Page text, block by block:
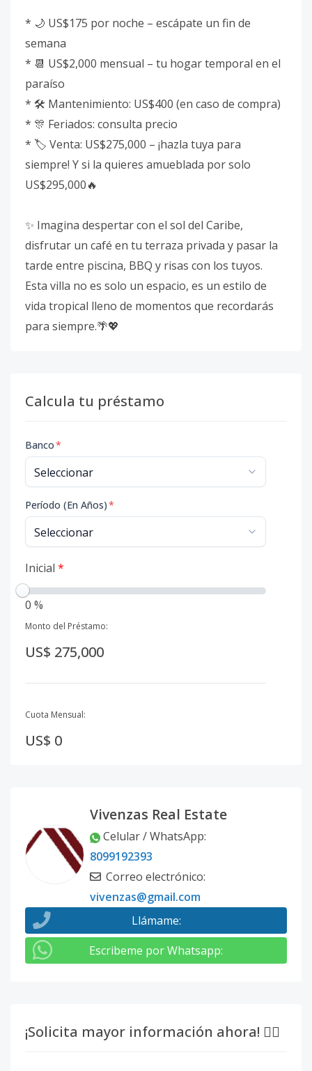
* 🌙 US$175 por noche – escápate un fin de
semana
* 📆 US$2,000 mensual – tu hogar temporal en el
paraíso
* 🛠️ Mantenimiento: US$400 (en caso de compra)
* 🎊 Feriados: consulta precio
* 🏷️ Venta: US$275,000 – ¡hazla tuya para
siempre! Y si la quieres amueblada por solo
US$295,000🔥
✨ Imagina despertar con el sol del Caribe,
disfrutar un café en tu terraza privada y pasar la
tarde entre piscina, BBQ y risas con los tuyos.
Esta villa no es solo un espacio, es un estilo de
vida tropical lleno de momentos que recordarás
para siempre.🌴💖
Calcula tu préstamo
Banco*
Período (En Años)*
Inicial *
0 %
Monto del Préstamo:
US$ 275,000
Cuota Mensual:
US$ 0
Vivenzas Real Estate
Celular / WhatsApp:
8099192393
Correo electrónico:
vivenzas@gmail.com
Llámame:
Escribeme por Whatsapp:
¡Solicita mayor información ahora! 👇🏽